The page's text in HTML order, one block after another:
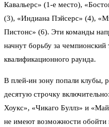
Кавальерс» (1-е место),
(3), «Индиана Пэйсерс» (4),
Пистонс» (6). Эти команды
начнут борьбу за чемпионский
квалификационного раунда.
В плей-ин зону попали клубы,
десятую строчку
Хоукс», «Чикаго Буллз» и
не имеют возможности обойти